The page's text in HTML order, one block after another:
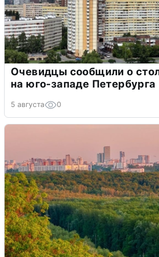
Очевидцы сообщили о
на юго-западе Петербурга
5 августа 0